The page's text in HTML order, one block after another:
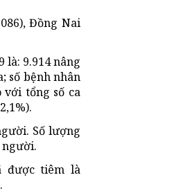
Đồng Nai
là: 9.914 nâng
số bệnh nhân
với tổng số ca
Số lượng
người.
được tiêm là